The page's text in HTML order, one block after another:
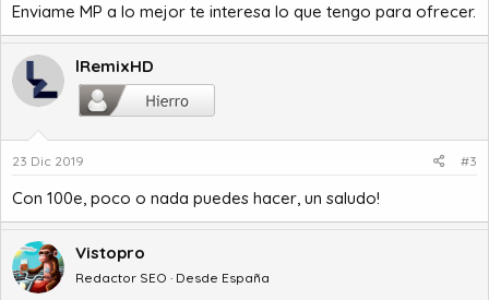
Enviame MP a lo mejor te interesa lo que tengo para ofrecer.
lRemixHD
23 Dic 2019 #3
Con 100e, poco o nada puedes hacer, un saludo!
Vistopro
Redactor SEO · Desde España